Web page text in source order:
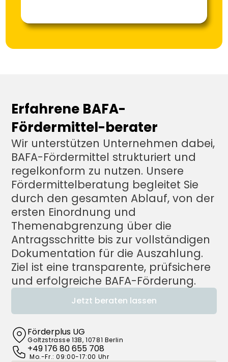
Erfahrene BAFA-
Fördermittel-berater
Wir unterstützen Unternehmen dabei,
BAFA-Fördermittel strukturiert und
regelkonform zu nutzen. Unsere
Fördermittelberatung begleitet Sie
durch den gesamten Ablauf, von der
ersten Einordnung und
Themenabgrenzung über die
Antragsschritte bis zur vollständigen
Dokumentation für die Auszahlung.
Ziel ist eine transparente, prüfsichere
und erfolgreiche BAFA-Förderung.
Jetzt beraten lassen
Förderplus UG
Goltzstrasse 13B, 10781 Berlin
+49 176 80 655 708
Mo.-Fr.: 09:00-17:00 Uhr